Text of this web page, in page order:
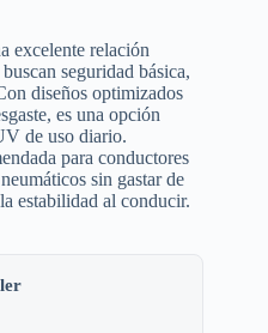
excelente relación
seguridad básica,
diseños optimizados
es una opción
de uso diario.
para conductores
sin gastar de
estabilidad al conducir.